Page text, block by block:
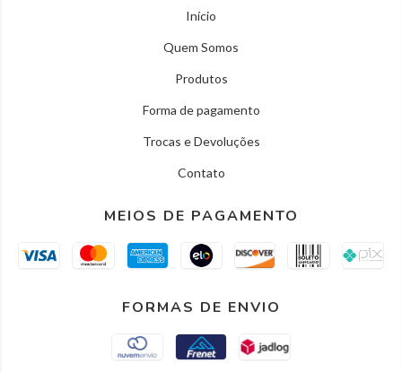
Início
Quem Somos
Produtos
Forma de pagamento
Trocas e Devoluções
Contato
MEIOS DE PAGAMENTO
FORMAS DE ENVIO